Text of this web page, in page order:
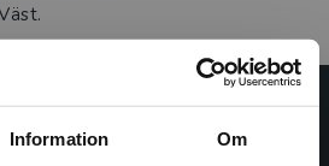
Information Om